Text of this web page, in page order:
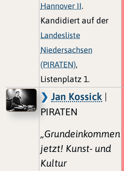
Hannover II.
Kandidiert auf der
Landesliste
Niedersachsen
(PIRATEN),
Listenplatz 1.
Jan Kossick |
PIRATEN
„Grundeinkommen
jetzt! Kunst- und
Kultur